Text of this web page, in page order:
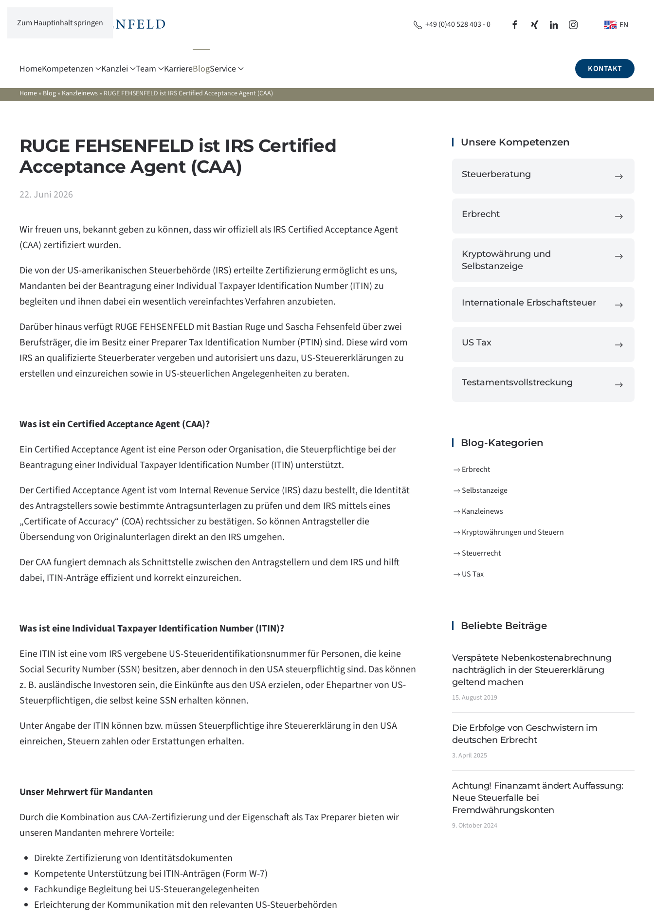
Zum Hauptinhalt springen +49 (0)40 528 403 - 0 EN
HomeKompetenzen Kanzlei Team KarriereBlogService KONTAKT
Home » Blog » Kanzleinews » RUGE FEHSENFELD ist IRS Certified Acceptance Agent (CAA)
RUGE FEHSENFELD ist IRS Certified
Acceptance Agent (CAA)
22. Juni 2026
Wir freuen uns, bekannt geben zu können, dass wir offiziell als IRS Certified Acceptance Agent
(CAA) zertifiziert wurden.
Die von der US-amerikanischen Steuerbehörde (IRS) erteilte Zertifizierung ermöglicht es uns,
Mandanten bei der Beantragung einer Individual Taxpayer Identification Number (ITIN) zu
begleiten und ihnen dabei ein wesentlich vereinfachtes Verfahren anzubieten.
Darüber hinaus verfügt RUGE FEHSENFELD mit Bastian Ruge und Sascha Fehsenfeld über zwei
Berufsträger, die im Besitz einer Preparer Tax Identification Number (PTIN) sind. Diese wird vom
IRS an qualifizierte Steuerberater vergeben und autorisiert uns dazu, US-Steuererklärungen zu
erstellen und einzureichen sowie in US-steuerlichen Angelegenheiten zu beraten.
Was ist ein Certified Acceptance Agent (CAA)?
Ein Certified Acceptance Agent ist eine Person oder Organisation, die Steuerpflichtige bei der
Beantragung einer Individual Taxpayer Identification Number (ITIN) unterstützt.
Der Certified Acceptance Agent ist vom Internal Revenue Service (IRS) dazu bestellt, die Identität
des Antragstellers sowie bestimmte Antragsunterlagen zu prüfen und dem IRS mittels eines
„Certificate of Accuracy“ (COA) rechtssicher zu bestätigen. So können Antragsteller die
Übersendung von Originalunterlagen direkt an den IRS umgehen.
Der CAA fungiert demnach als Schnittstelle zwischen den Antragstellern und dem IRS und hilft
dabei, ITIN-Anträge effizient und korrekt einzureichen.
Was ist eine Individual Taxpayer Identification Number (ITIN)?
Eine ITIN ist eine vom IRS vergebene US-Steueridentifikationsnummer für Personen, die keine
Social Security Number (SSN) besitzen, aber dennoch in den USA steuerpflichtig sind. Das können
z. B. ausländische Investoren sein, die Einkünfte aus den USA erzielen, oder Ehepartner von US-
Steuerpflichtigen, die selbst keine SSN erhalten können.
Unter Angabe der ITIN können bzw. müssen Steuerpflichtige ihre Steuererklärung in den USA
einreichen, Steuern zahlen oder Erstattungen erhalten.
Unser Mehrwert für Mandanten
Durch die Kombination aus CAA-Zertifizierung und der Eigenschaft als Tax Preparer bieten wir
unseren Mandanten mehrere Vorteile:
Direkte Zertifizierung von Identitätsdokumenten
Kompetente Unterstützung bei ITIN-Anträgen (Form W-7)
Fachkundige Begleitung bei US-Steuerangelegenheiten
Erleichterung der Kommunikation mit den relevanten US-Steuerbehörden
Unsere Kompetenzen
Steuerberatung
Erbrecht
Kryptowährung und
Selbstanzeige
Internationale Erbschaftsteuer
US Tax
Testamentsvollstreckung
Blog-Kategorien
Erbrecht
Selbstanzeige
Kanzleinews
Kryptowährungen und Steuern
Steuerrecht
US Tax
Beliebte Beiträge
Verspätete Nebenkostenabrechnung
nachträglich in der Steuererklärung
geltend machen
15. August 2019
Die Erbfolge von Geschwistern im
deutschen Erbrecht
3. April 2025
Achtung! Finanzamt ändert Auffassung:
Neue Steuerfalle bei
Fremdwährungskonten
9. Oktober 2024